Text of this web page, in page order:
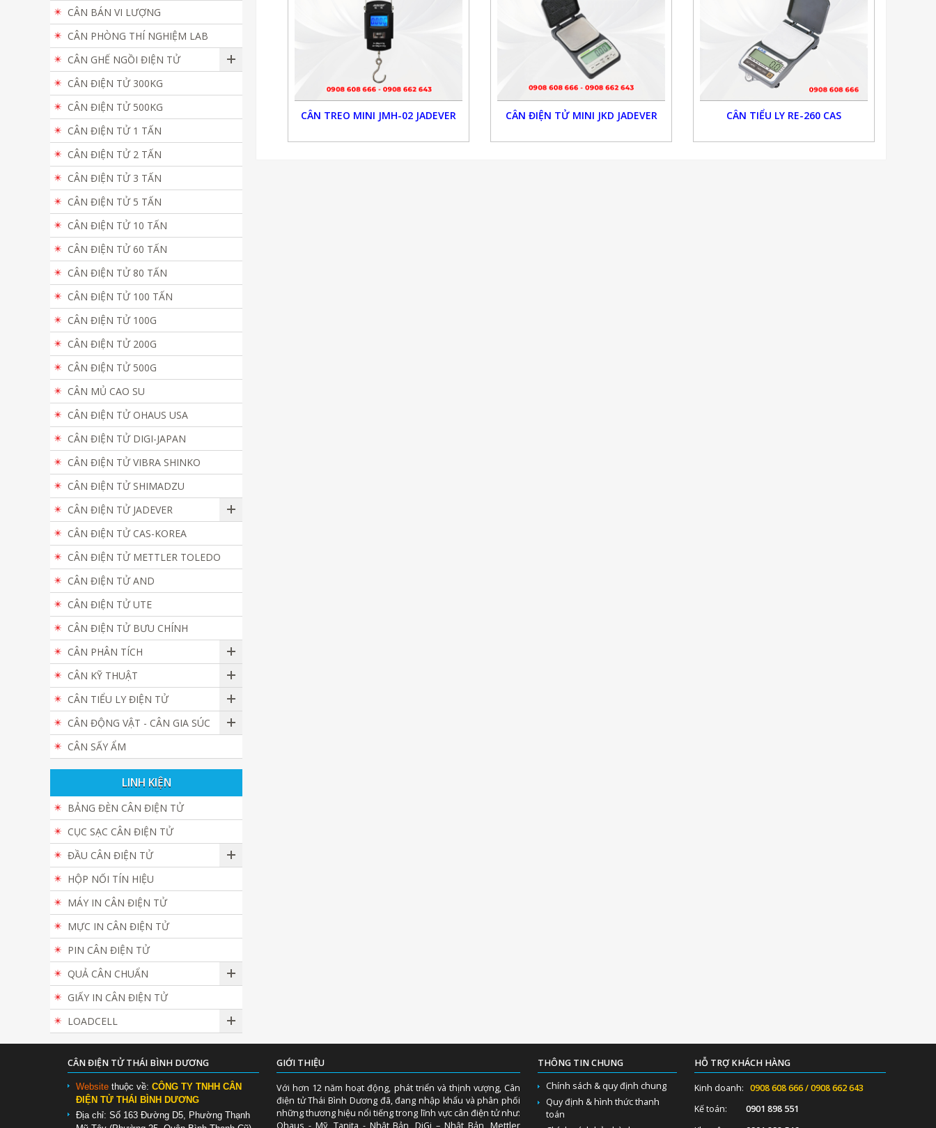
CÂN TREO MINI JMH-02 JADEVER CÂN ĐIỆN TỬ MINI JKD JADEVER CÂN TIỂU LY RE-260 CAS
CÂN BÁN VI LƯỢNG
CÂN PHÒNG THÍ NGHIỆM LAB
CÂN GHẾ NGỒI ĐIỆN TỬ
CÂN ĐIỆN TỬ 300KG
CÂN ĐIỆN TỬ 500KG
CÂN ĐIỆN TỬ 1 TẤN
CÂN ĐIỆN TỬ 2 TẤN
CÂN ĐIỆN TỬ 3 TẤN
CÂN ĐIỆN TỬ 5 TẤN
CÂN ĐIỆN TỬ 10 TẤN
CÂN ĐIỆN TỬ 60 TẤN
CÂN ĐIỆN TỬ 80 TẤN
CÂN ĐIỆN TỬ 100 TẤN
CÂN ĐIỆN TỬ 100G
CÂN ĐIỆN TỬ 200G
CÂN ĐIỆN TỬ 500G
CÂN MỦ CAO SU
CÂN ĐIỆN TỬ OHAUS USA
CÂN ĐIỆN TỬ DIGI-JAPAN
CÂN ĐIỆN TỬ VIBRA SHINKO
CÂN ĐIỆN TỬ SHIMADZU
CÂN ĐIỆN TỬ JADEVER
CÂN ĐIỆN TỬ CAS-KOREA
CÂN ĐIỆN TỬ METTLER TOLEDO
CÂN ĐIỆN TỬ AND
CÂN ĐIỆN TỬ UTE
CÂN ĐIỆN TỬ BƯU CHÍNH
CÂN PHÂN TÍCH
CÂN KỸ THUẬT
CÂN TIỂU LY ĐIỆN TỬ
CÂN ĐỘNG VẬT - CÂN GIA SÚC
CÂN SẤY ẨM
LINH KIỆN
BẢNG ĐÈN CÂN ĐIỆN TỬ
CỤC SẠC CÂN ĐIỆN TỬ
ĐẦU CÂN ĐIỆN TỬ
HỘP NỐI TÍN HIỆU
MÁY IN CÂN ĐIỆN TỬ
MỰC IN CÂN ĐIỆN TỬ
PIN CÂN ĐIỆN TỬ
QUẢ CÂN CHUẨN
GIẤY IN CÂN ĐIỆN TỬ
LOADCELL
CÂN ĐIỆN TỬ THÁI BÌNH DƯƠNG
Website thuộc về: CÔNG TY TNHH CÂN
ĐIỆN TỬ THÁI BÌNH DƯƠNG
Địa chỉ: Số 163 Đường D5, Phường Thạnh
GIỚI THIỆU
Với hơn 12 năm hoạt động, phát triển và thịnh vượng, Cân
điện tử Thái Bình Dương đã, đang nhập khẩu và phân phối
những thương hiệu nổi tiếng trong lĩnh vực cân điện tử như:
Ohaus - Mỹ, Tanita - Nhật Bản, DiGi – Nhật Bản, Mettler
THÔNG TIN CHUNG
Chính sách & quy định chung
Quy định & hình thức thanh
toán
HỖ TRỢ KHÁCH HÀNG
Kinh doanh: 0908 608 666 / 0908 662 643
Kế toán: 0901 898 551